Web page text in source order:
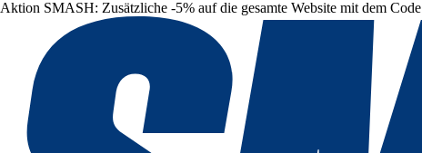
Aktion SMASH: Zusätzliche -5% auf die gesamte Website mit dem Code